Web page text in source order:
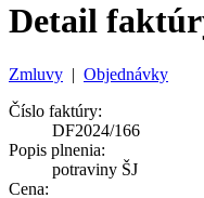
Detail
Zmluvy | Objednávky
Číslo faktúry:
DF2024/166
Popis plnenia:
potraviny ŠJ
Cena: